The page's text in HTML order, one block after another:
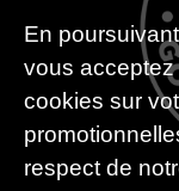
En
vous acceptez
cookies sur
respect de